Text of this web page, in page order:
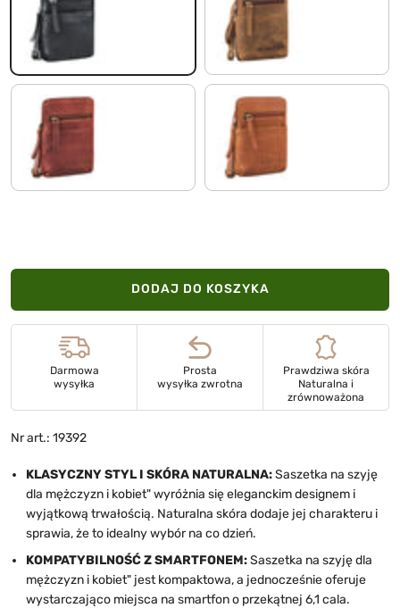
czarny vinto - brązowy
porto - koniak texas - brązowy
DODAJ DO KOSZYKA
Darmowa
wysyłka
Prosta
wysyłka zwrotna
Prawdziwa skóra
Naturalna i
zrównoważona
Nr art.: 19392
KLASYCZNY STYL I SKÓRA NATURALNA:Saszetka na szyję
dla mężczyzn i kobiet" wyróżnia się eleganckim designem i
wyjątkową trwałością. Naturalna skóra dodaje jej charakteru i
sprawia, że to idealny wybór na co dzień.
KOMPATYBILNOŚĆ Z SMARTFONEM:Saszetka na szyję dla
mężczyzn i kobiet" jest kompaktowa, a jednocześnie oferuje
wystarczająco miejsca na smartfon o przekątnej 6,1 cala.